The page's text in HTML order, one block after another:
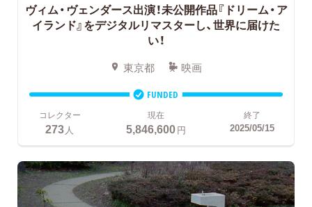
ヴィム・ヴェンダース出演！未公開作品『ドリーム・ア
イランド』をデジタルリマスターし、世界に届けた
い！
東京都 映画
FUNDED
コレクター
273人
現在
5,846,600円
終了
2025/05/15